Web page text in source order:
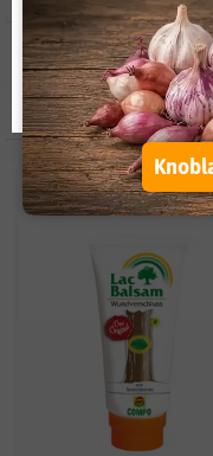
11 Ergebnissegefunden